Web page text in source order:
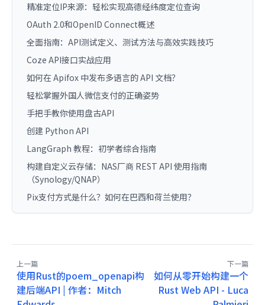
精准定位IP来源：轻松实现高德经纬度定位查询
OAuth 2.0和OpenID Connect概述
全面指南：API测试定义、测试方法与高效实践技巧
Coze API接口实战应用
如何在 Apifox 中发布多语言的 API 文档？
轻松掌握外国人微信支付的正确姿势
手把手教你使用盘古API
创建 Python API
LangGraph 教程：初学者综合指南
构建自定义云存储：NAS厂商 REST API 使用指南
（Synology/QNAP）
Pix支付方式是什么？如何在巴西和荷兰使用？
上一篇
使用Rust的poem_openapi构
建后端API | 作者：Mitch
下一篇
如何从零开始构建一个
Rust Web API - Luca